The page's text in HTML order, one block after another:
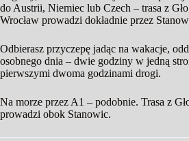
do Austrii, Niemiec lub Czech – trasa z
Wrocław prowadzi dokładnie przez
Odbierasz przyczepę jadąc na wakacje,
osobnego dnia – dwie godziny w jedną
pierwszymi dwoma godzinami drogi.
Na morze przez A1 – podobnie. Trasa z
prowadzi obok Stanowic.